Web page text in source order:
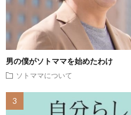
男の僕がソトママを始めたわけ
ソトママについて